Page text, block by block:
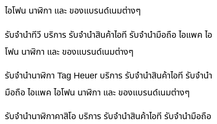
ไอโฟน นาฬิกา และ ของแบรนด์เนมต่างๆ
รับจำนำทีวี บริการ รับจำนำสินค้าไอที รับจำนำมือถือ ไอแพค ไอ
โฟน นาฬิกา และ ของแบรนด์เนมต่างๆ
รับจำนำนาฬิกา Tag Heuer บริการ รับจำนำสินค้าไอที รับจำนำ
มือถือ ไอแพค ไอโฟน นาฬิกา และ ของแบรนด์เนมต่างๆ
รับจำนำนาฬิกาคาสิโอ บริการ รับจำนำสินค้าไอที รับจำนำมือถือ